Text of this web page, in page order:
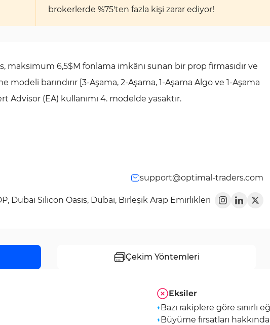
brokerlerde %75'ten fazla kişi zarar ediyor!
maksimum 6,5$M fonlama imkânı sunan bir prop firmasıdır ve
modeli barındırır [3-Aşama, 2-Aşama, 1-Aşama Algo ve 1-Aşama
Advisor (EA) kullanımı 4. modelde yasaktır.
support@optimal-traders.com
Dubai Silicon Oasis, Dubai, Birleşik Arap Emirlikleri
Çekim Yöntemleri
Eksiler
Bazı rakiplere göre sınırlı
Büyüme fırsatları hakkında